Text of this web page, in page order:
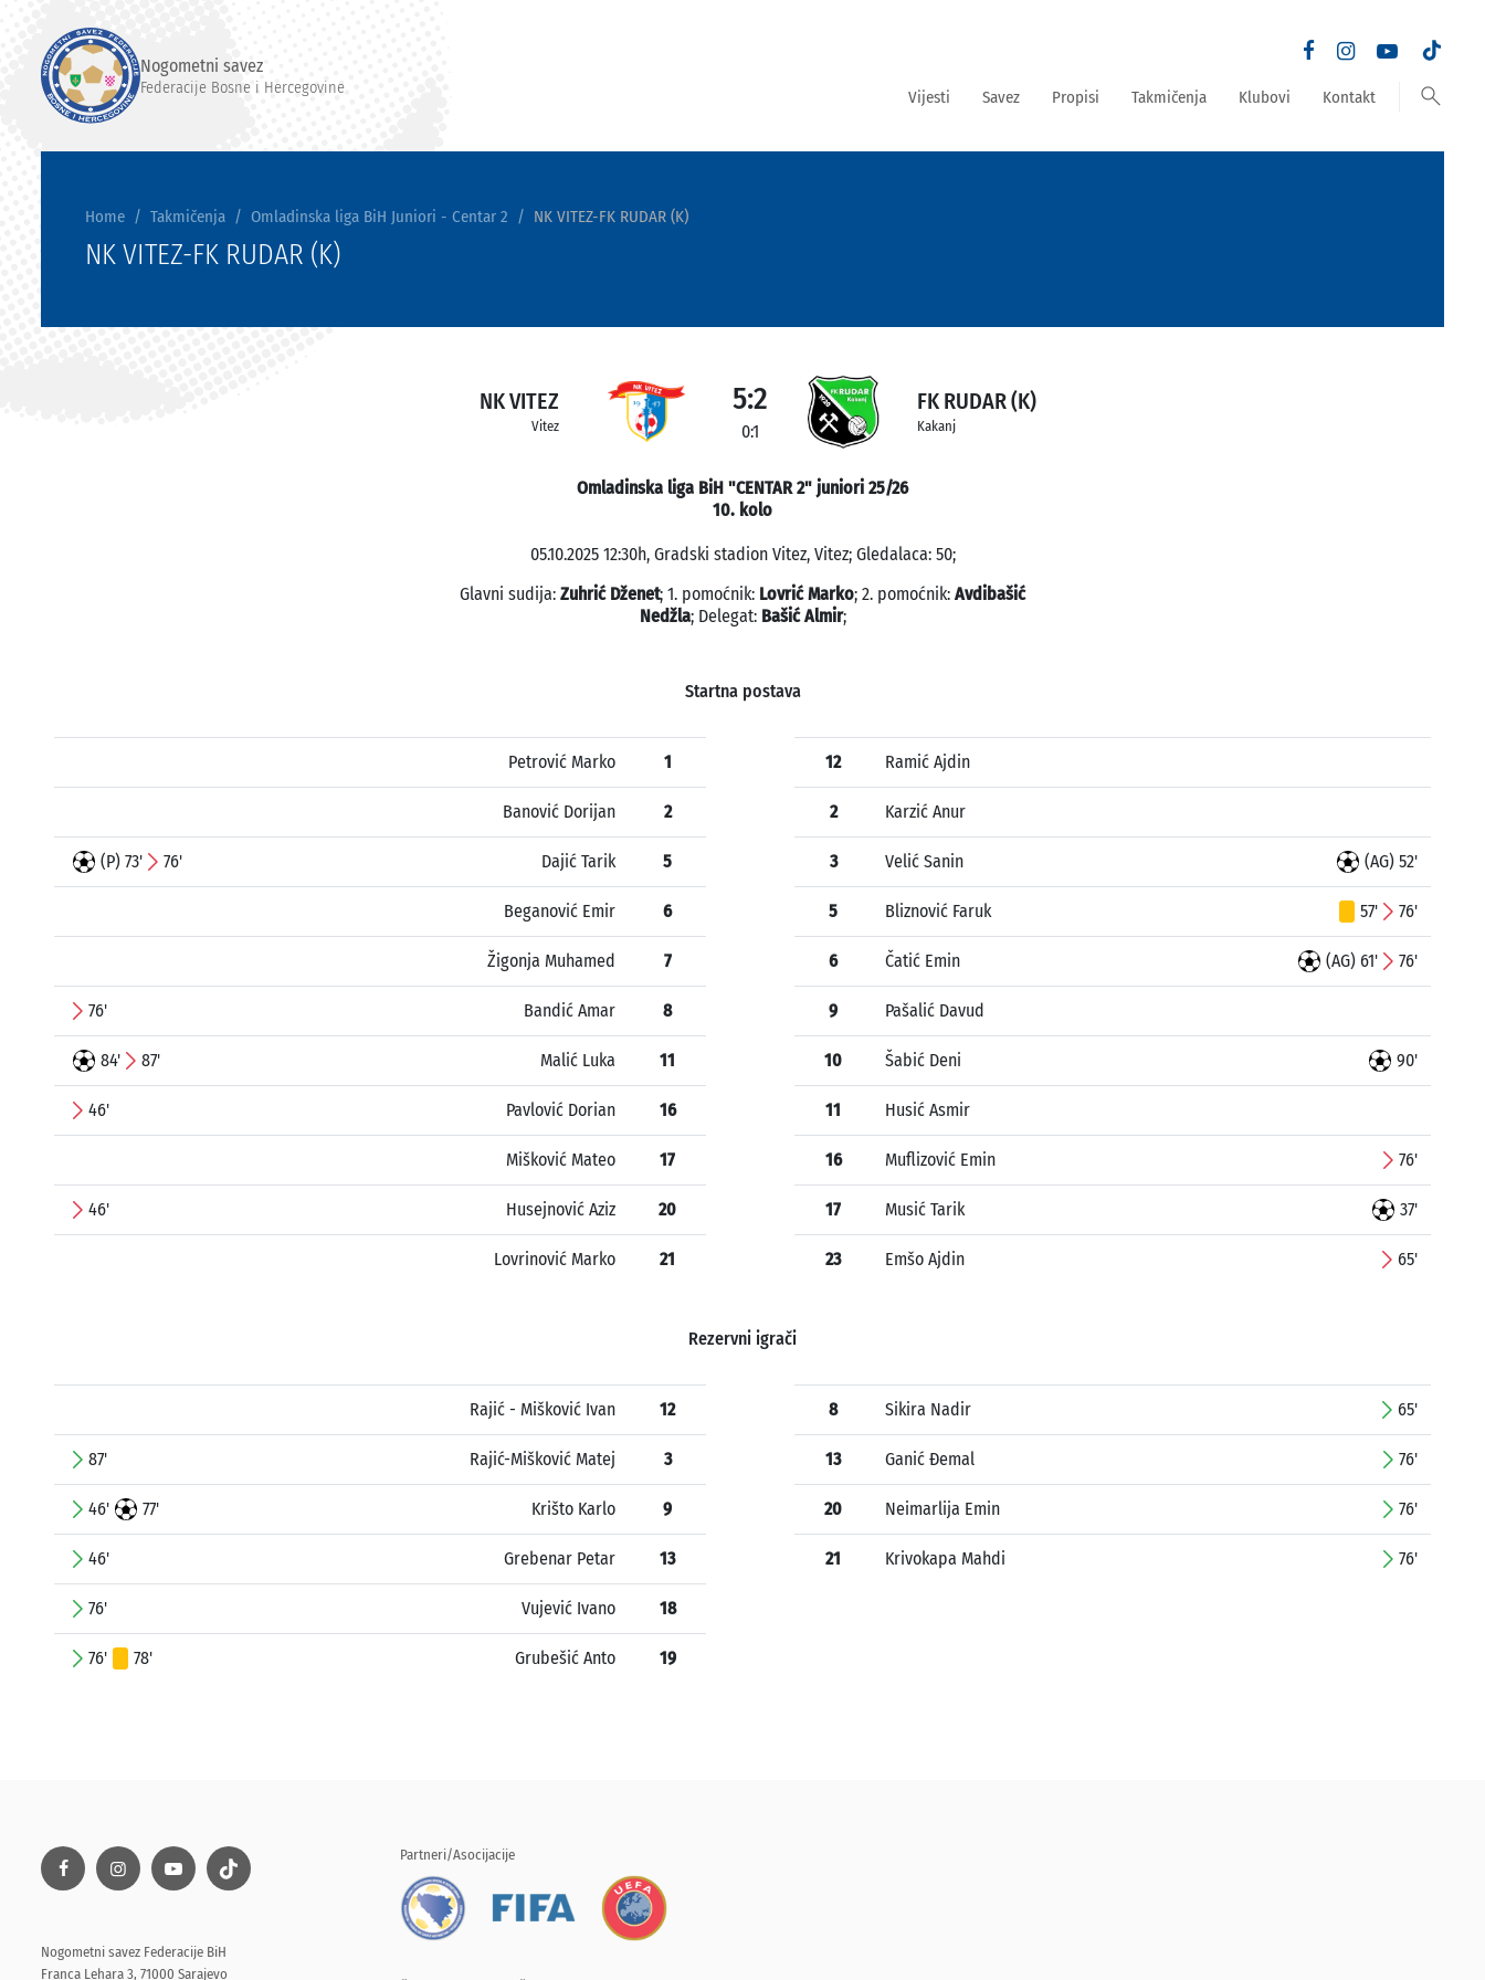
Nogometni savez
Federacije Bosne i Hercegovine Vijesti Savez Propisi Takmičenja Klubovi Kontakt search
Home Takmičenja Omladinska liga BiH Juniori - Centar 2 NK VITEZ-FK RUDAR (K)
NK VITEZ-FK RUDAR (K)
NK VITEZ
Vitez
5:2
0:1
FK RUDAR (K)
Kakanj
Omladinska liga BiH "CENTAR 2" juniori 25/26
10. kolo
05.10.2025 12:30h, Gradski stadion Vitez, Vitez; Gledalaca: 50;
Glavni sudija: Zuhrić Dženet; 1. pomoćnik: Lovrić Marko; 2. pomoćnik: Avdibašić
Nedžla; Delegat: Bašić Almir;
Startna postava
Petrović Marko 1
Banović Dorijan 2
(P) 73' 76' Dajić Tarik 5
Beganović Emir 6
Žigonja Muhamed 7
76' Bandić Amar 8
84' 87' Malić Luka 11
46' Pavlović Dorian 16
Mišković Mateo 17
46' Husejnović Aziz 20
Lovrinović Marko 21
12 Ramić Ajdin
2 Karzić Anur
3 Velić Sanin (AG) 52'
5 Bliznović Faruk 57' 76'
6 Čatić Emin (AG) 61' 76'
9 Pašalić Davud
10 Šabić Deni 90'
11 Husić Asmir
16 Muflizović Emin 76'
17 Musić Tarik 37'
23 Emšo Ajdin 65'
Rezervni igrači
Rajić - Mišković Ivan 12
87' Rajić-Mišković Matej 3
46' 77' Krišto Karlo 9
46' Grebenar Petar 13
76' Vujević Ivano 18
76' 78' Grubešić Anto 19
8 Sikira Nadir 65'
13 Ganić Đemal 76'
20 Neimarlija Emin 76'
21 Krivokapa Mahdi 76'
Nogometni savez Federacije BiH
Franca Lehara 3, 71000 Sarajevo
Partneri/Asocijacije